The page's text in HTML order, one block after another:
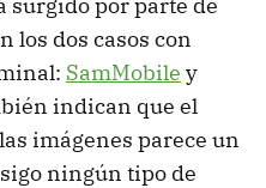
los dos casos con
SamMobile y
indican que el
imágenes parece un
ningún tipo de